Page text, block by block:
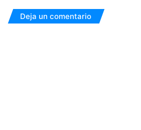
Deja un comentario